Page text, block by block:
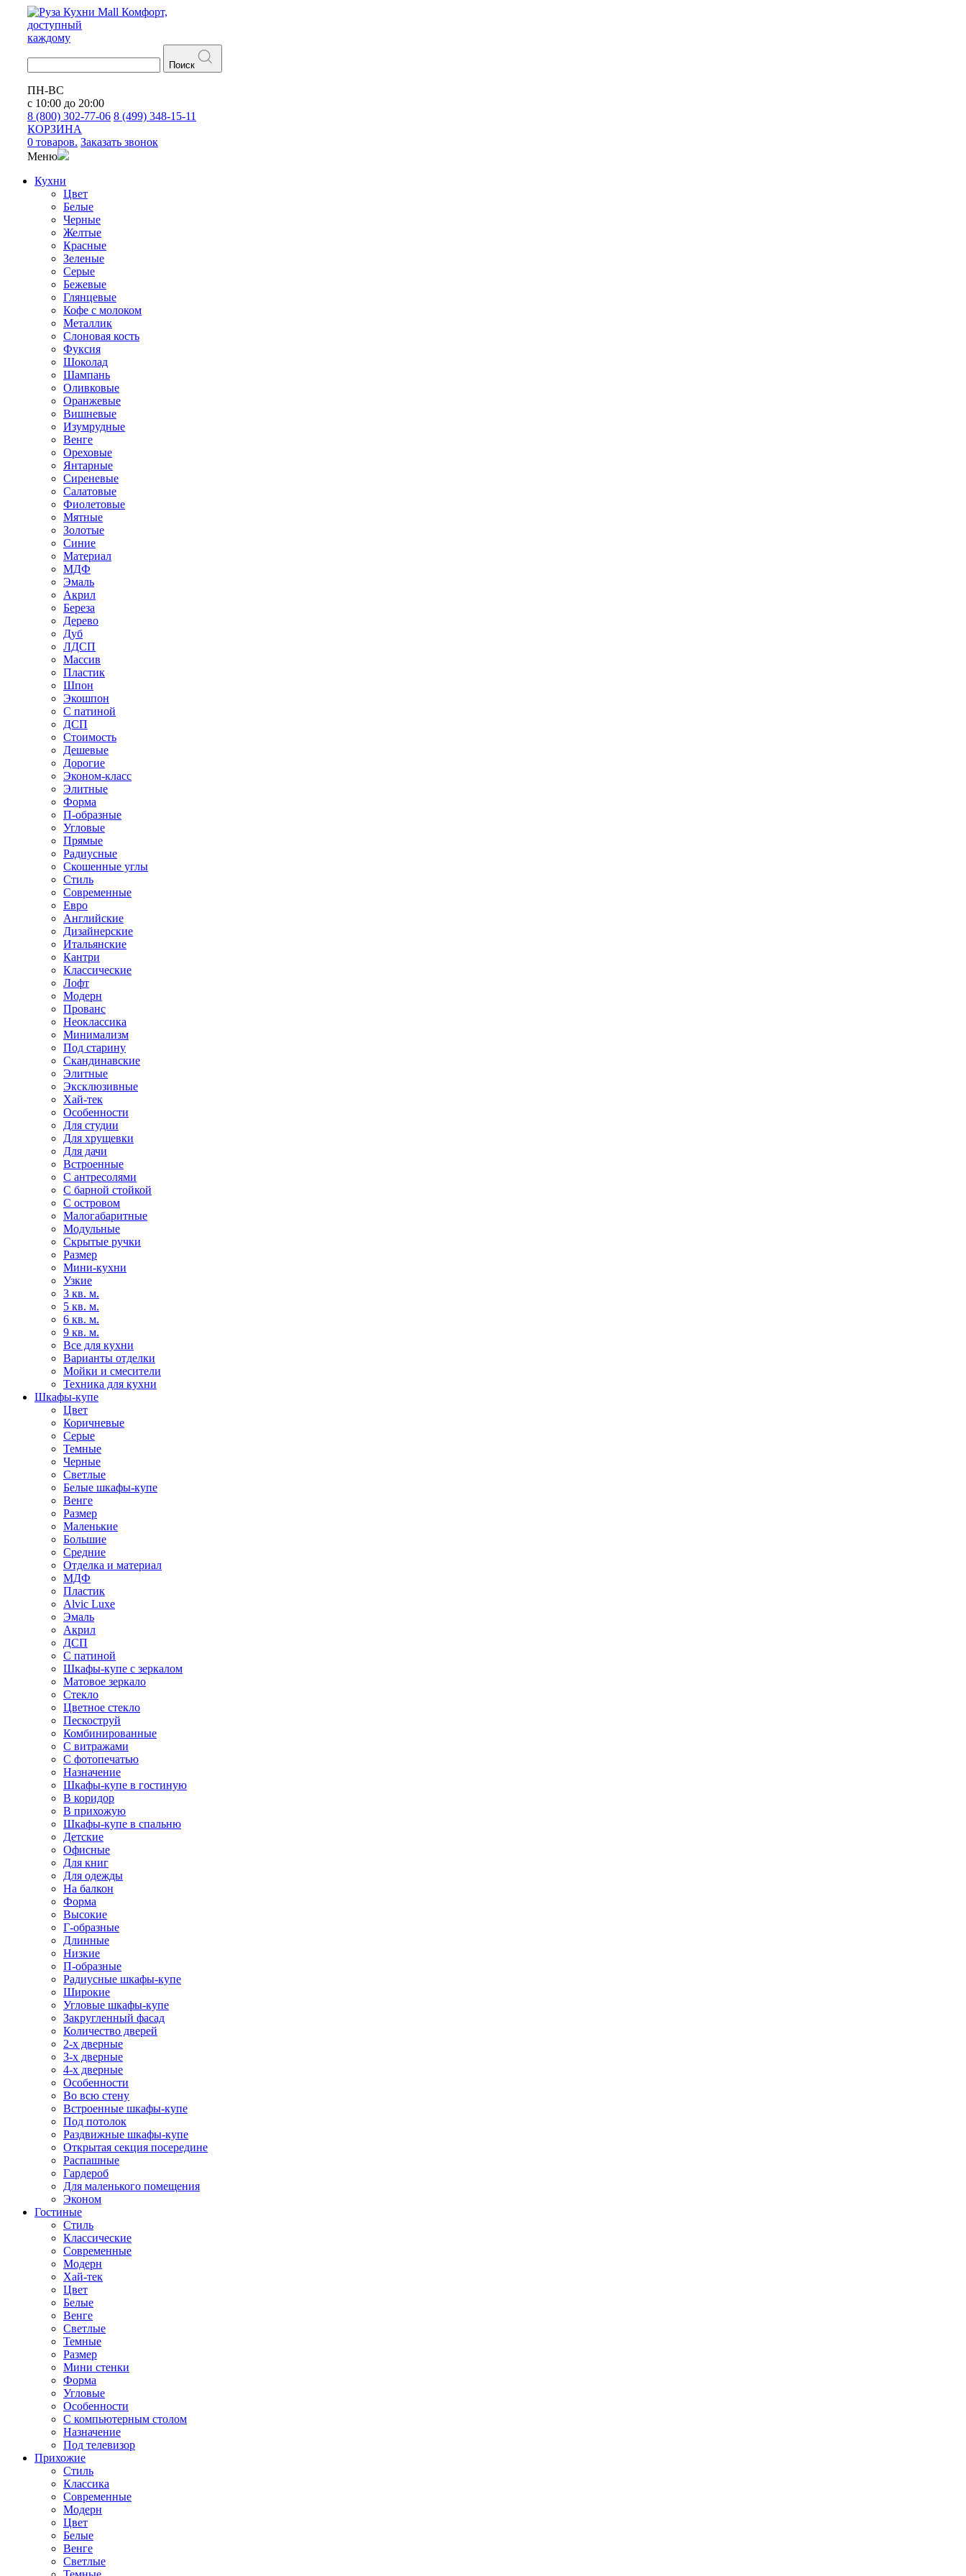
Кухни Mall Комфорт,
доступный
каждому
Поиск
ПН-ВС
с 10:00 до 20:00
8 (800) 302-77-06 8 (499) 348-15-11
КОРЗИНА
0 товаров. Заказать звонок
Меню
Кухни
Цвет
Белые
Черные
Желтые
Красные
Зеленые
Серые
Бежевые
Глянцевые
Кофе с молоком
Металлик
Слоновая кость
Фуксия
Шоколад
Шампань
Оливковые
Оранжевые
Вишневые
Изумрудные
Венге
Ореховые
Янтарные
Сиреневые
Салатовые
Фиолетовые
Мятные
Золотые
Синие
Материал
МДФ
Эмаль
Акрил
Береза
Дерево
Дуб
ЛДСП
Массив
Пластик
Шпон
Экошпон
С патиной
ДСП
Стоимость
Дешевые
Дорогие
Эконом-класс
Элитные
Форма
П-образные
Угловые
Прямые
Радиусные
Скошенные углы
Стиль
Современные
Евро
Английские
Дизайнерские
Итальянские
Кантри
Классические
Лофт
Модерн
Прованс
Неоклассика
Минимализм
Под старину
Скандинавские
Элитные
Эксклюзивные
Хай-тек
Особенности
Для студии
Для хрущевки
Для дачи
Встроенные
С антресолями
С барной стойкой
С островом
Малогабаритные
Модульные
Скрытые ручки
Размер
Мини-кухни
Узкие
3 кв. м.
5 кв. м.
6 кв. м.
9 кв. м.
Все для кухни
Варианты отделки
Мойки и смесители
Техника для кухни
Шкафы-купе
Цвет
Коричневые
Серые
Темные
Черные
Светлые
Белые шкафы-купе
Венге
Размер
Маленькие
Большие
Средние
Отделка и материал
МДФ
Пластик
Alvic Luxe
Эмаль
Акрил
ДСП
С патиной
Шкафы-купе с зеркалом
Матовое зеркало
Стекло
Цветное стекло
Пескоструй
Комбинированные
С витражами
С фотопечатью
Назначение
Шкафы-купе в гостиную
В коридор
В прихожую
Шкафы-купе в спальню
Детские
Офисные
Для книг
Для одежды
На балкон
Форма
Высокие
Г-образные
Длинные
Низкие
П-образные
Радиусные шкафы-купе
Широкие
Угловые шкафы-купе
Закругленный фасад
Количество дверей
2-х дверные
3-х дверные
4-х дверные
Особенности
Во всю стену
Встроенные шкафы-купе
Под потолок
Раздвижные шкафы-купе
Открытая секция посередине
Распашные
Гардероб
Для маленького помещения
Эконом
Гостиные
Стиль
Классические
Современные
Модерн
Хай-тек
Цвет
Белые
Венге
Светлые
Темные
Размер
Мини стенки
Форма
Угловые
Особенности
С компьютерным столом
Назначение
Под телевизор
Прихожие
Стиль
Классика
Современные
Модерн
Цвет
Белые
Венге
Светлые